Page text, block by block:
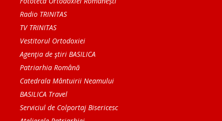
Radio TRINITAS
TV TRINITAS
Vestitorul Ortodoxiei
Agenţia de ştiri BASILICA
Patriarhia Română
Catedrala Mântuirii Neamului
BASILICA Travel
Serviciul de Colportaj Bisericesc